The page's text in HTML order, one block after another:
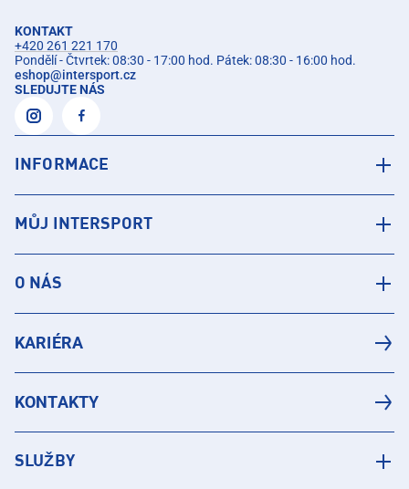
KONTAKT
+420 261 221 170
Pondělí - Čtvrtek: 08:30 - 17:00 hod. Pátek: 08:30 - 16:00 hod.
eshop@intersport.cz
SLEDUJTE NÁS
INFORMACE
MŮJ INTERSPORT
O NÁS
KARIÉRA
KONTAKTY
SLUŽBY